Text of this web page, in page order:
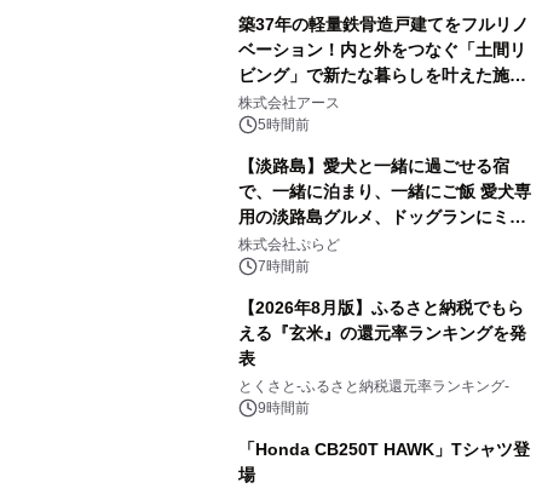
築37年の軽量鉄骨造戸建てをフルリノ
ベーション！内と外をつなぐ「土間リ
ビング」で新たな暮らしを叶えた施工
事例を株式会社アースが公開
株式会社アース
5時間前
【淡路島】愛犬と一緒に過ごせる宿
で、一緒に泊まり、一緒にご飯 愛犬専
用の淡路島グルメ、ドッグランにミニ
プール グランピングとトレーラーハウ
スの2施設で
株式会社ぷらど
7時間前
【2026年8月版】ふるさと納税でもら
える『玄米』の還元率ランキングを発
表
とくさと-ふるさと納税還元率ランキング-
9時間前
「Honda CB250T HAWK」Tシャツ登
場